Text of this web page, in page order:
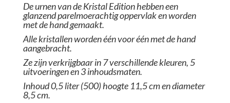
De urnen van de Kristal Edition hebben een
glanzend parelmoerachtig oppervlak en worden
met de hand gemaakt.
Alle kristallen worden één voor één met de hand
aangebracht.
Ze zijn verkrijgbaar in 7 verschillende kleuren, 5
uitvoeringen en 3 inhoudsmaten.
Inhoud 0,5 liter (500)hoogte 11,5 cm en diameter
8,5 cm.